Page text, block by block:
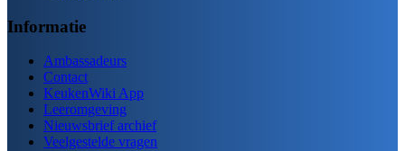
Informatie
Ambassadeurs
Contact
KeukenWiki App
Leeromgeving
Nieuwsbrief archief
Veelgestelde vragen